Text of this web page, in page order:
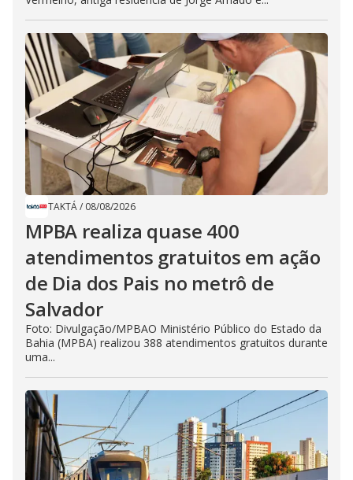
TAKTÁ/ 08/08/2026
MPBA realiza quase 400
atendimentos gratuitos em ação
de Dia dos Pais no metrô de
Salvador
Foto: Divulgação/MPBAO Ministério Público do Estado da
Bahia (MPBA) realizou 388 atendimentos gratuitos durante
uma...